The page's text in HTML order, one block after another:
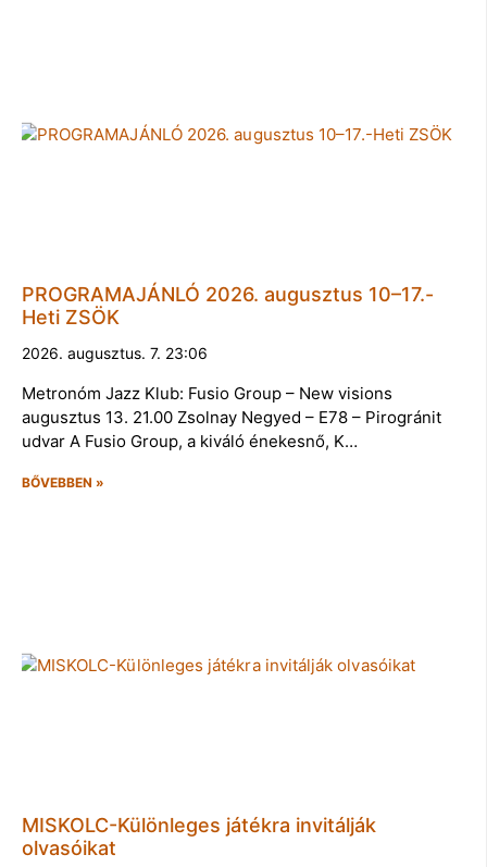
PROGRAMAJÁNLÓ 2026. augusztus 10–17.-
Heti ZSÖK
2026. augusztus. 7. 23:06
Metronóm Jazz Klub: Fusio Group – New visions
augusztus 13. 21.00 Zsolnay Negyed – E78 – Pirogránit
udvar A Fusio Group, a kiváló énekesnő, K…
BŐVEBBEN »
MISKOLC-Különleges játékra invitálják
olvasóikat